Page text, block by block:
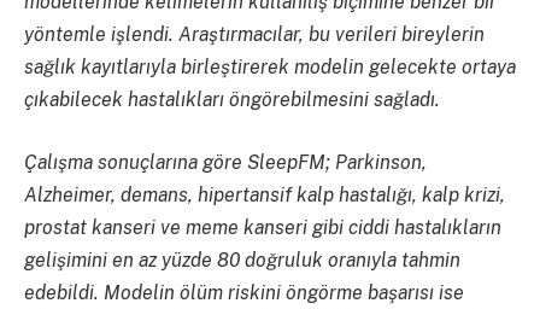
yöntemle işlendi. Araştırmacılar, bu verileri bireylerin
sağlık kayıtlarıyla birleştirerek modelin gelecekte ortaya
çıkabilecek hastalıkları öngörebilmesini sağladı.
Çalışma sonuçlarına göre SleepFM; Parkinson,
Alzheimer, demans, hipertansif kalp hastalığı, kalp krizi,
prostat kanseri ve meme kanseri gibi ciddi hastalıkların
gelişimini en az yüzde 80 doğruluk oranıyla tahmin
edebildi. Modelin ölüm riskini öngörme başarısı ise